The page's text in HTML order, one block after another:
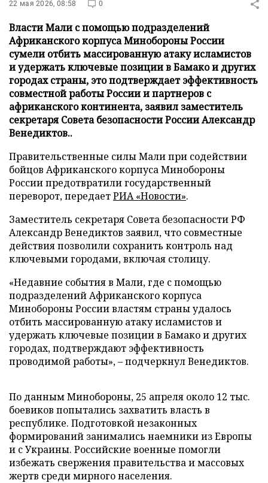
22 мая 2026, 08:58 0
Власти Мали с помощью подразделений
Африканского корпуса Минобороны России
сумели отбить массированную атаку исламистов
и удержать ключевые позиции в Бамако и других
городах страны, это подтверждает эффективность
совместной работы России и партнеров с
африканского континента, заявил заместитель
секретаря Совета безопасности России Александр
Венедиктов..
Правительственные силы Мали при содействии
бойцов Африканского корпуса Минобороны
России предотвратили государственный
переворот, передаетРИА «Новости».
Заместитель секретаря Совета безопасности РФ
Александр Венедиктов заявил, что совместные
действия позволили сохранить контроль над
ключевыми городами, включая столицу.
«Недавние события в Мали, где с помощью
подразделений Африканского корпуса
Минобороны России властям страны удалось
отбить массированную атаку исламистов и
удержать ключевые позиции в Бамако и других
городах, подтверждают эффективность
проводимой работы», – подчеркнул Венедиктов.
По данным Минобороны, 25 апреля около 12 тыс.
боевиков попытались захватить власть в
республике. Подготовкой незаконных
формирований занимались наемники из Европы
и с Украины. Российские военные помогли
избежать свержения правительства и массовых
жертв среди мирного населения.